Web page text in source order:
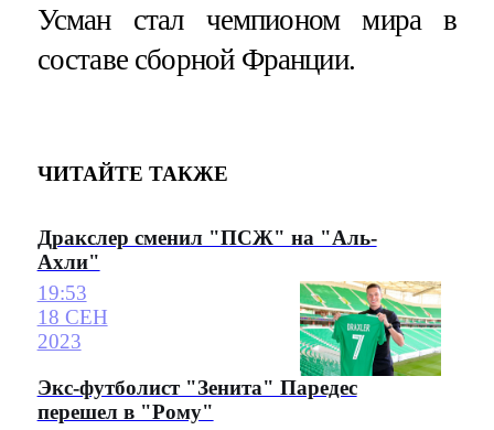
Усман стал чемпионом мира в
составе сборной Франции.
ЧИТАЙТЕ ТАКЖЕ
Дракслер сменил "ПСЖ" на "Аль-
Ахли"
19:53
18 СЕН
2023
Экс-футболист "Зенита" Паредес
перешел в "Рому"